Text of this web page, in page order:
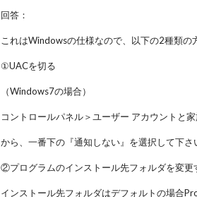
回答：
これはWindowsの仕様なので、以下の2種類の
①UACを切る
（Windows7の場合）
コントロールパネル＞ユーザー アカウントと
から、一番下の『通知しない』を選択して下さ
②プログラムのインストール先フォルダを変更
インストール先フォルダはデフォルトの場合